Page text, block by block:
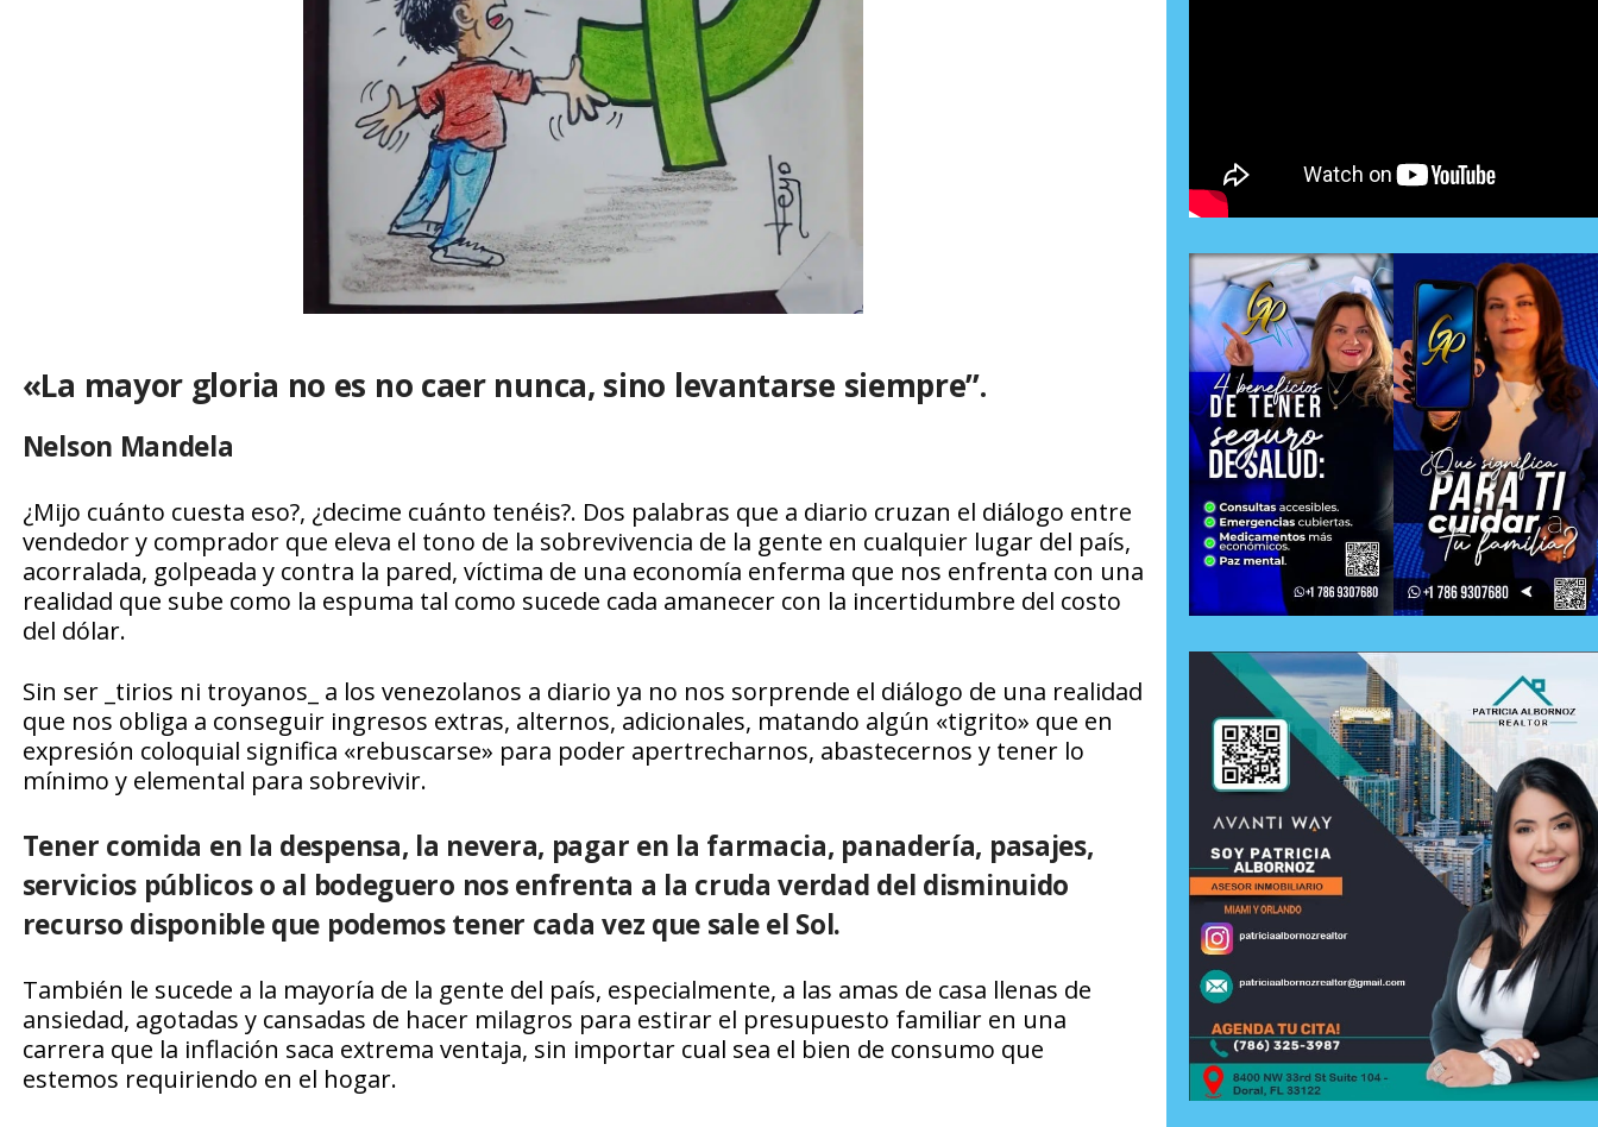
«La mayor gloria no es no caer nunca, sino levantarse siempre”.
Nelson Mandela
¿Mijo cuánto cuesta eso?, ¿decime cuánto tenéis?. Dos palabras que a diario cruzan el diálogo entre
vendedor y comprador que eleva el tono de la sobrevivencia de la gente en cualquier lugar del país,
acorralada, golpeada y contra la pared, víctima de una economía enferma que nos enfrenta con una
realidad que sube como la espuma tal como sucede cada amanecer con la incertidumbre del costo
del dólar.
Sin ser _tirios ni troyanos_ a los venezolanos a diario ya no nos sorprende el diálogo de una realidad
que nos obliga a conseguir ingresos extras, alternos, adicionales, matando algún «tigrito» que en
expresión coloquial significa «rebuscarse» para poder apertrecharnos, abastecernos y tener lo
mínimo y elemental para sobrevivir.
Tener comida en la despensa, la nevera, pagar en la farmacia, panadería, pasajes,
servicios públicos o al bodeguero nos enfrenta a la cruda verdad del disminuido
recurso disponible que podemos tener cada vez que sale el Sol.
También le sucede a la mayoría de la gente del país, especialmente, a las amas de casa llenas de
ansiedad, agotadas y cansadas de hacer milagros para estirar el presupuesto familiar en una
carrera que la inflación saca extrema ventaja, sin importar cual sea el bien de consumo que
estemos requiriendo en el hogar.